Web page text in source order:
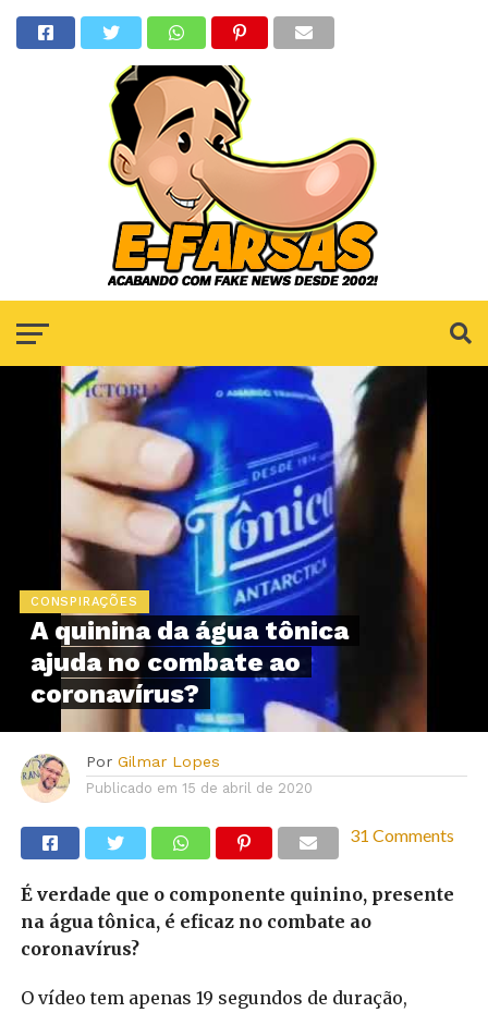
CONSPIRAÇÕES
A quinina da água tônica
ajuda no combate ao
coronavírus?
Por Gilmar Lopes
Publicado em 15 de abril de 2020
31 Comments
É verdade que o componente quinino, presente
na água tônica, é eficaz no combate ao
coronavírus?
O vídeo tem apenas 19 segundos de duração,